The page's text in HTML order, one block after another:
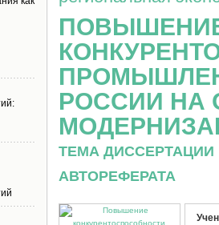
РОССИИ НА
ТЕМА
АВТОРЕФЕРАТА